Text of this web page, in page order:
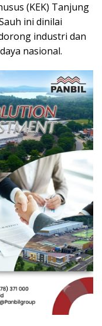
(KEK) Tanjung
ini dinilai
industri dan
nasional.